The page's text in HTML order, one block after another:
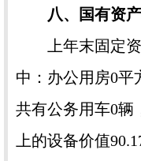
八、国有资
上年末固定资
中：办公用房0平
共有公务用车0辆
上的设备价值